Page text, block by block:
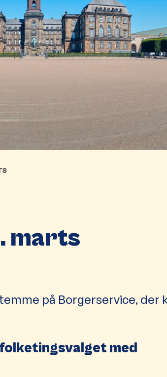
marts
på Borgerservice, der
med